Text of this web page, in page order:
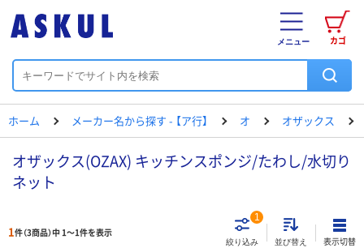
カゴ
メニュー
ホーム メーカー名から探す - 【ア行】 オ オザックス
オザックス(OZAX) キッチンスポンジ/たわし/水切り
ネット
1件（3商品）中 1～1件を表示
絞り込み
1
並び替え 表示切替